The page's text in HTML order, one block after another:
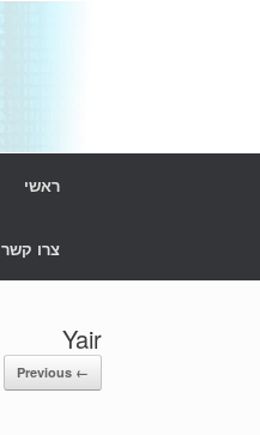
ראשי
צרו קשר
Yair
← Previous